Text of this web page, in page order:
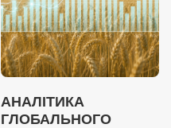
АНАЛІТИКА
ГЛОБАЛЬНОГО